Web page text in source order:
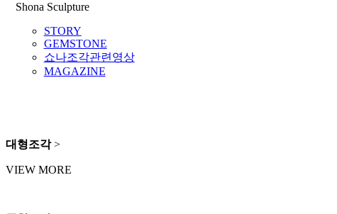
Shona Sculpture
STORY
GEMSTONE
쇼나조각관련영상
MAGAZINE
대형조각>
VIEW MORE